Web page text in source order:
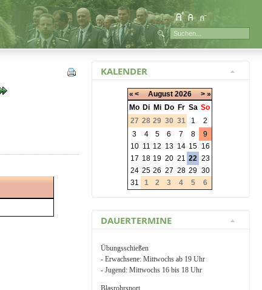
KALENDER
«< August 2026 > »
Mo Di Mi Do Fr Sa So
27 28 29 30 31 1
2
3
4 5 6 7 8
9
10 11 12 13 14 15 16
17 18 19 20 21 22 23
24 25 26 27 28 29 30
31
1 2 3 4 5 6
DAUERTERMINE
Übungsschießen
- Erwachsene: Mittwochs ab 19 Uhr
- Jugend: Mittwochs 16 bis 18 Uhr
Blasrohrsport